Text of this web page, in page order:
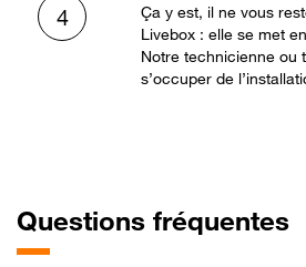
4
Ça y est, il ne vous
Livebox : elle se met
Notre technicienne ou
s’occuper de
Questions fréquentes